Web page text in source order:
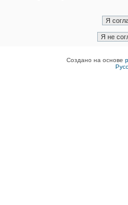
Создано на основе